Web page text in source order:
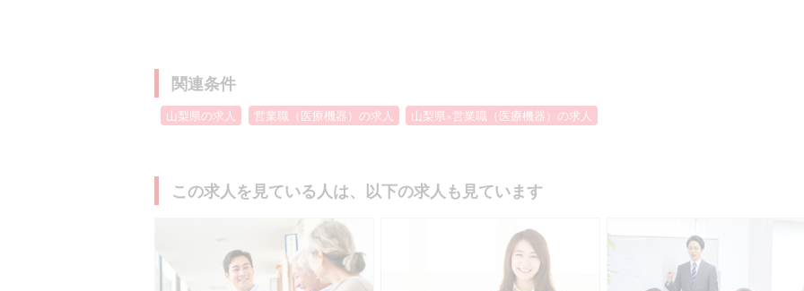
関連条件
山梨県の求人 営業職（医療機器）の求人 山梨県×営業職（医療機器）の求人
この求人を見ている人は、以下の求人も見ています